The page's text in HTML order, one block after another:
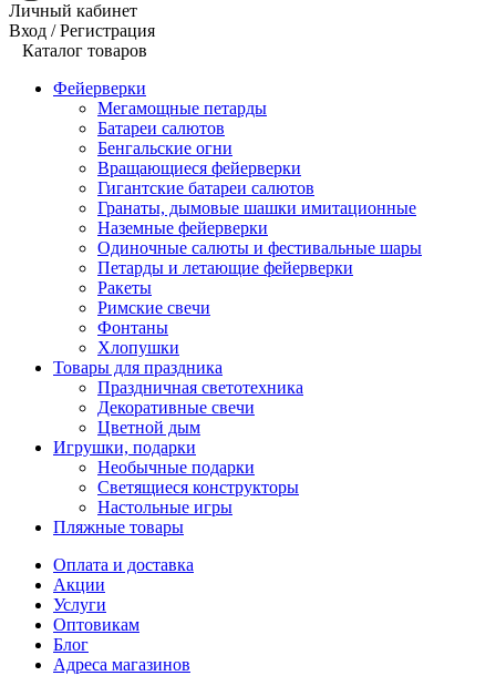
Личный кабинет
Вход / Регистрация
Каталог товаров
Фейерверки
Мегамощные петарды
Батареи салютов
Бенгальские огни
Вращающиеся фейерверки
Гигантские батареи салютов
Гранаты, дымовые шашки имитационные
Наземные фейерверки
Одиночные салюты и фестивальные шары
Петарды и летающие фейерверки
Ракеты
Римские свечи
Фонтаны
Хлопушки
Товары для праздника
Праздничная светотехника
Декоративные свечи
Цветной дым
Игрушки, подарки
Необычные подарки
Светящиеся конструкторы
Настольные игры
Пляжные товары
Оплата и доставка
Акции
Услуги
Оптовикам
Блог
Адреса магазинов